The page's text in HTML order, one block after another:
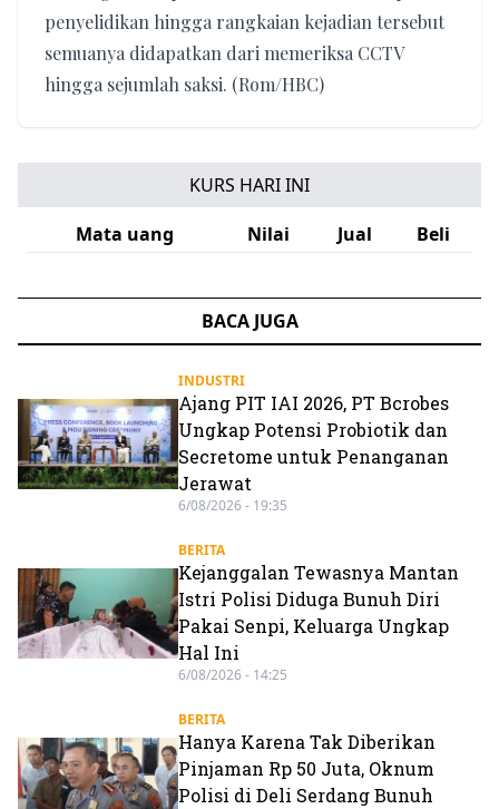
penyelidikan hingga rangkaian kejadian tersebut
semuanya didapatkan dari memeriksa CCTV
hingga sejumlah saksi. (Rom/HBC)
KURS HARI INI
Mata uang
Nilai Jual Beli
BACA JUGA
INDUSTRI
Ajang PIT IAI 2026, PT Bcrobes
Ungkap Potensi Probiotik dan
Secretome untuk Penanganan
Jerawat
6/08/2026 - 19:35
BERITA
Kejanggalan Tewasnya Mantan
Istri Polisi Diduga Bunuh Diri
Pakai Senpi, Keluarga Ungkap
Hal Ini
6/08/2026 - 14:25
BERITA
Hanya Karena Tak Diberikan
Pinjaman Rp 50 Juta, Oknum
Polisi di Deli Serdang Bunuh